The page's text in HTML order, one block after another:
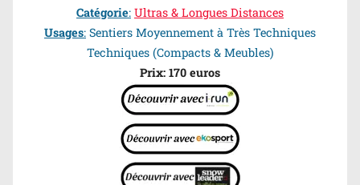
Catégorie: Ultras & Longues Distances
Usages: Sentiers Moyennement à Très Techniques
Techniques (Compacts & Meubles)
Prix: 170 euros